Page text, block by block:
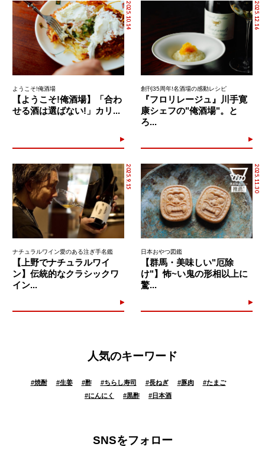
2025.10.14
ようこそ!俺酒場
【ようこそ!俺酒場】「合わ
せる酒は選ばない!」カリ...
2025.12.16
創刊35周年!名酒場の感動レシピ
『フロリレージュ』川手寛
康シェフの"俺酒場"。と
ろ...
2025.9.15
ナチュラルワイン愛のある注ぎ手名鑑
【上野でナチュラルワイ
ン】伝統的なクラシックワ
イン...
2025.11.30
日本おやつ図鑑
【群馬・美味しい"厄除
け"】怖~い鬼の形相以上に
驚...
人気のキーワード
#焼酎 #生姜 #酢 #ちらし寿司 #長ねぎ #豚肉 #たまご
#にんにく #黒酢 # 日本酒
SNSをフォロー